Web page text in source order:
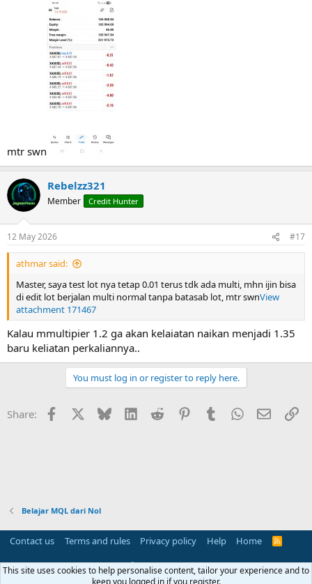
mtr swn
Rebelzz321
Member Credit Hunter
12 May 2026 #17
athmar said:
Master, saya test lot nya tetap 0.01 terus tdk ada multi, mhn ijin bisa
di edit lot berjalan multi normal tanpa batasab lot, mtr swnView
attachment 171467
Kalau mmultipier 1.2 ga akan kelaiatan naikan menjadi 1.35
baru keliatan perkaliannya..
You must log in or register to reply here.
Share: Facebook Bluesky LinkedInReddit PinterestTumblrWhatsApp
Email
Belajar MQL dari Nol
Contact us Terms and rules Privacy policy Help Home
R
Community platform by XenForo® © 2010-2025 XenForo Ltd.
Parts of this site powered by add-ons from DragonByte™ ©2011-2026
This site uses cookies to help personalise content, tailor your experience and to
keep you logged in if you register.